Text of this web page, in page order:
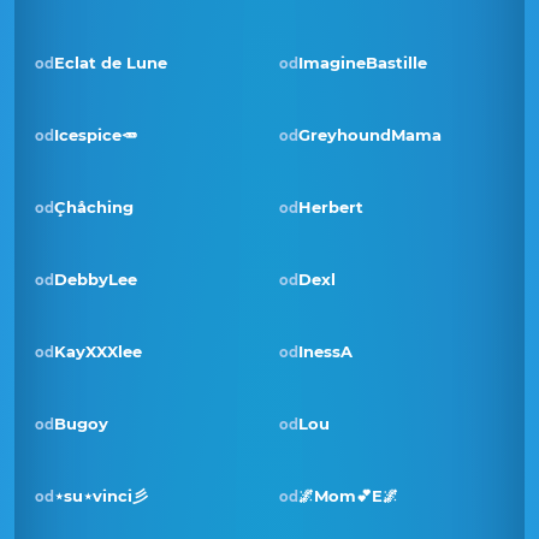
od Eclat de Lune od ImagineBastille
od Icespice🥕 odGreyhoundMama
Pobjednik · lis 2023
odÇhåching od Herbert
od DebbyLee od Dexl
od KayXXXlee od InessA
Pobjednik · ruj 2022
od Bugoy od Lou
od ⋆su⋆vinci彡 od 🌌Mom💕E🌌